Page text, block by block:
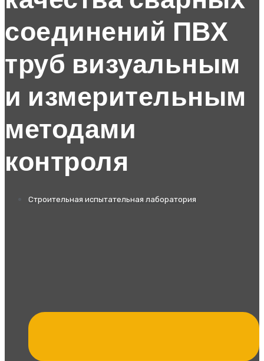
соединений ПВХ
труб визуальным
и измерительным
методами
контроля
Строительная испытательная лаборатория